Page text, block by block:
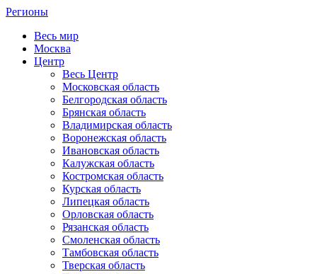
Регионы
Весь мир
Москва
Центр
Весь Центр
Московская область
Белгородская область
Брянская область
Владимирская область
Воронежская область
Ивановская область
Калужская область
Костромская область
Курская область
Липецкая область
Орловская область
Рязанская область
Смоленская область
Тамбовская область
Тверская область